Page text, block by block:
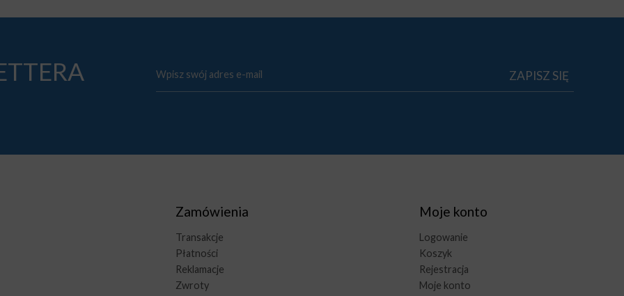
Zamówienia
Transakcje
Płatności
Reklamacje
Zwroty
Moje konto
Logowanie
Koszyk
Rejestracja
Moje konto